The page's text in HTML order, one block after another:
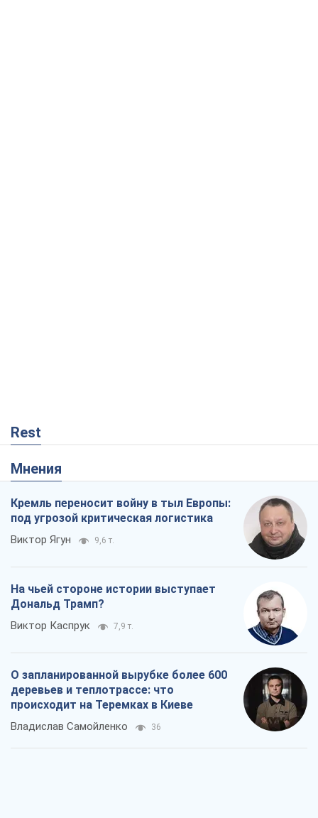
Rest
Мнения
Кремль переносит войну в тыл Европы:
под угрозой критическая логистика
Виктор Ягун 9,6 т.
На чьей стороне истории выступает
Дональд Трамп?
Виктор Каспрук 7,9 т.
О запланированной вырубке более 600
деревьев и теплотрассе: что
происходит на Теремках в Киеве
Владислав Самойленко 36